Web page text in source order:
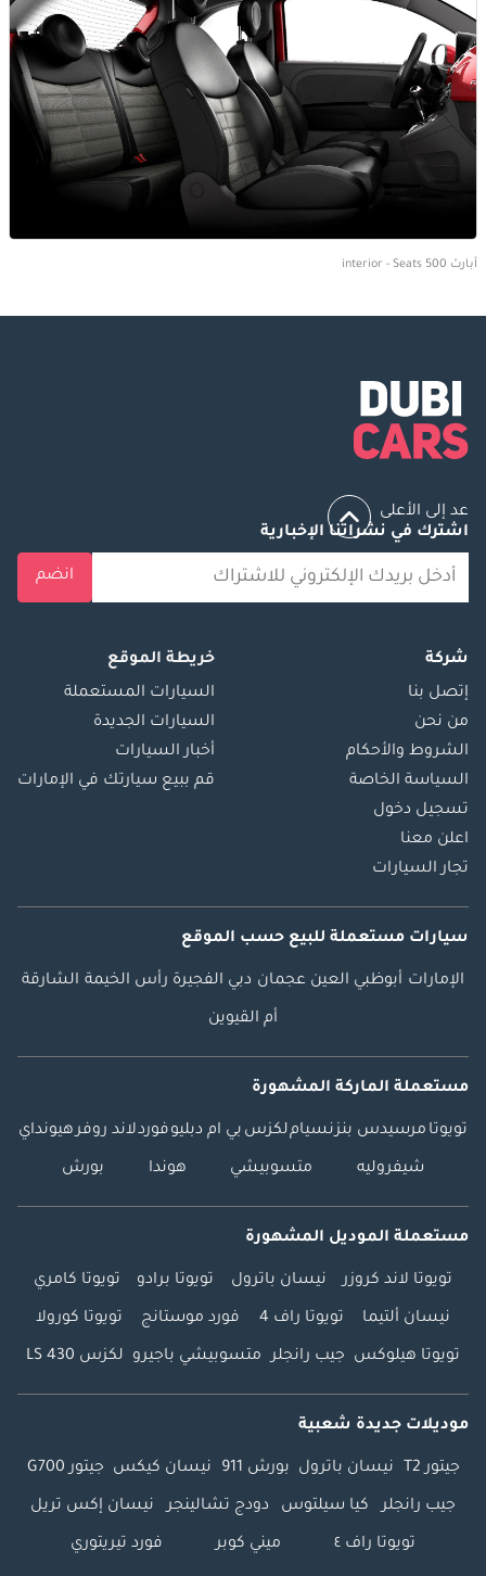
أبارث 500 interior - Seats
عد إلى الأعلى
اشترك في نشراتنا الإخبارية
انضم
شركة
إتصل بنا
من نحن
الشروط والأحكام
السياسة الخاصة
تسجيل دخول
اعلن معنا
تجار السيارات
خريطة الموقع
السيارات المستعملة
السيارات الجديدة
أخبار السيارات
قم ببيع سيارتك في الإمارات
سيارات مستعملة للبيع حسب الموقع
الإمارات أبوظبي العين عجمان دبي الفجيرة رأس الخيمة الشارقة
أم القيوين
مستعملة الماركة المشهورة
تويوتا مرسيدس بنزنسياملكزس بي ام دبليوفوردلاند روفرهيونداي
شيفروليه متسوبيشي هوندا بورش
مستعملة الموديل المشهورة
تويوتا لاند كروزر نيسان باترول تويوتا برادو تويوتا كامري
نيسان ألتيما تويوتا راف 4 فورد موستانج تويوتا كورولا
تويوتا هيلوكس جيب رانجلر متسوبيشي باجيرو لكزس LS 430
موديلات جديدة شعبية
جيتور T2 نيسان باترول بورش 911 نيسان كيكس جيتور G700
جيب رانجلر كيا سيلتوس دودج تشالينجر نيسان إكس تريل
تويوتا راف ٤ ميني كوبر فورد تيريتوري